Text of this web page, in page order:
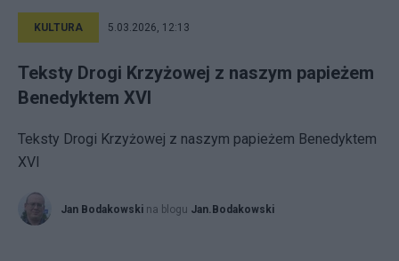
KULTURA 5.03.2026, 12:13
Teksty Drogi Krzyżowej z naszym papieżem
Benedyktem XVI
Teksty Drogi Krzyżowej z naszym papieżem Benedyktem
XVI
Jan Bodakowski na blogu Jan.Bodakowski